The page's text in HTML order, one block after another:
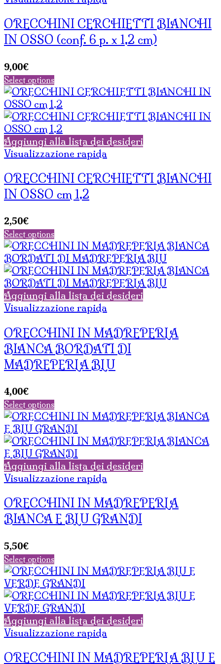
ORECCHINI CERCHIETTI BIANCHI
IN OSSO (conf. 6 p. x 1,2 cm)
9,00€
Select options
Aggiungi alla lista dei desideri
Visualizzazione rapida
ORECCHINI CERCHIETTI BIANCHI
IN OSSO cm 1,2
2,50€
Select options
Aggiungi alla lista dei desideri
Visualizzazione rapida
ORECCHINI IN MADREPERLA
BIANCA BORDATI DI
MADREPERLA BLU
4,00€
Select options
Aggiungi alla lista dei desideri
Visualizzazione rapida
ORECCHINI IN MADREPERLA
BIANCA E BLU GRANDI
5,50€
Select options
Aggiungi alla lista dei desideri
Visualizzazione rapida
ORECCHINI IN MADREPERLA BLU E